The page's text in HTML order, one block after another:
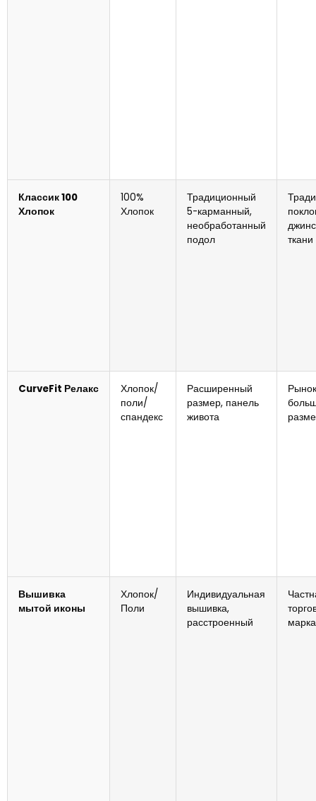
Классик 100
Хлопок
100%
Хлопок
Традиционный
5-карманный,
необработанный
подол
ткани
CurveFit Релакс
Хлопок/
поли/
спандекс
Расширенный
размер, панель
живота
Рынок
Вышивка
мытой иконы
Хлопок/
Поли
Индивидуальная
вышивка,
расстроенный
марка